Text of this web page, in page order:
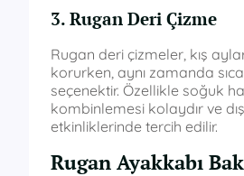
3. Rugan Deri Çizme
Rugan deri çizmeler, kış
korurken, aynı zamanda
seçenektir. Özellikle soğuk
kombinlemesi kolaydır ve
etkinliklerinde tercih edilir.
Rugan Ayakkabı